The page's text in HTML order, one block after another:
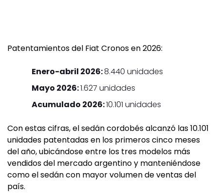
Patentamientos del Fiat Cronos en 2026:
Enero-abril 2026:8.440 unidades
Mayo 2026:1.627 unidades
Acumulado 2026:10.101 unidades
Con estas cifras, el sedán cordobés alcanzó las 10.101
unidades patentadas en los primeros cinco meses
del año, ubicándose entre los tres modelos más
vendidos del mercado argentino y manteniéndose
como el sedán con mayor volumen de ventas del
país.